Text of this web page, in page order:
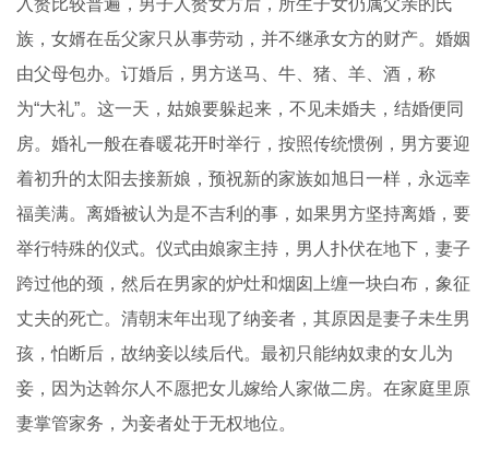
族，女婿在岳父家只从事劳动，并不继承女方的财产。婚姻
由父母包办。订婚后，男方送马、牛、猪、羊、酒，称
为“大礼”。这一天，姑娘要躲起来，不见未婚夫，结婚便同
房。婚礼一般在春暖花开时举行，按照传统惯例，男方要迎
着初升的太阳去接新娘，预祝新的家族如旭日一样，永远幸
福美满。离婚被认为是不吉利的事，如果男方坚持离婚，要
举行特殊的仪式。仪式由娘家主持，男人扑伏在地下，妻子
跨过他的颈，然后在男家的炉灶和烟囱上缠一块白布，象征
丈夫的死亡。清朝末年出现了纳妾者，其原因是妻子未生男
孩，怕断后，故纳妾以续后代。最初只能纳奴隶的女儿为
妾，因为达斡尔人不愿把女儿嫁给人家做二房。在家庭里原
妻掌管家务，为妾者处于无权地位。